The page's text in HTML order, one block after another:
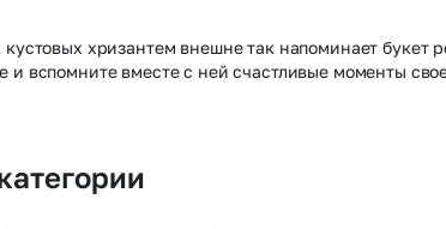
хризантем внешне так напоминает
вспомните вместе с ней счастливые моменты